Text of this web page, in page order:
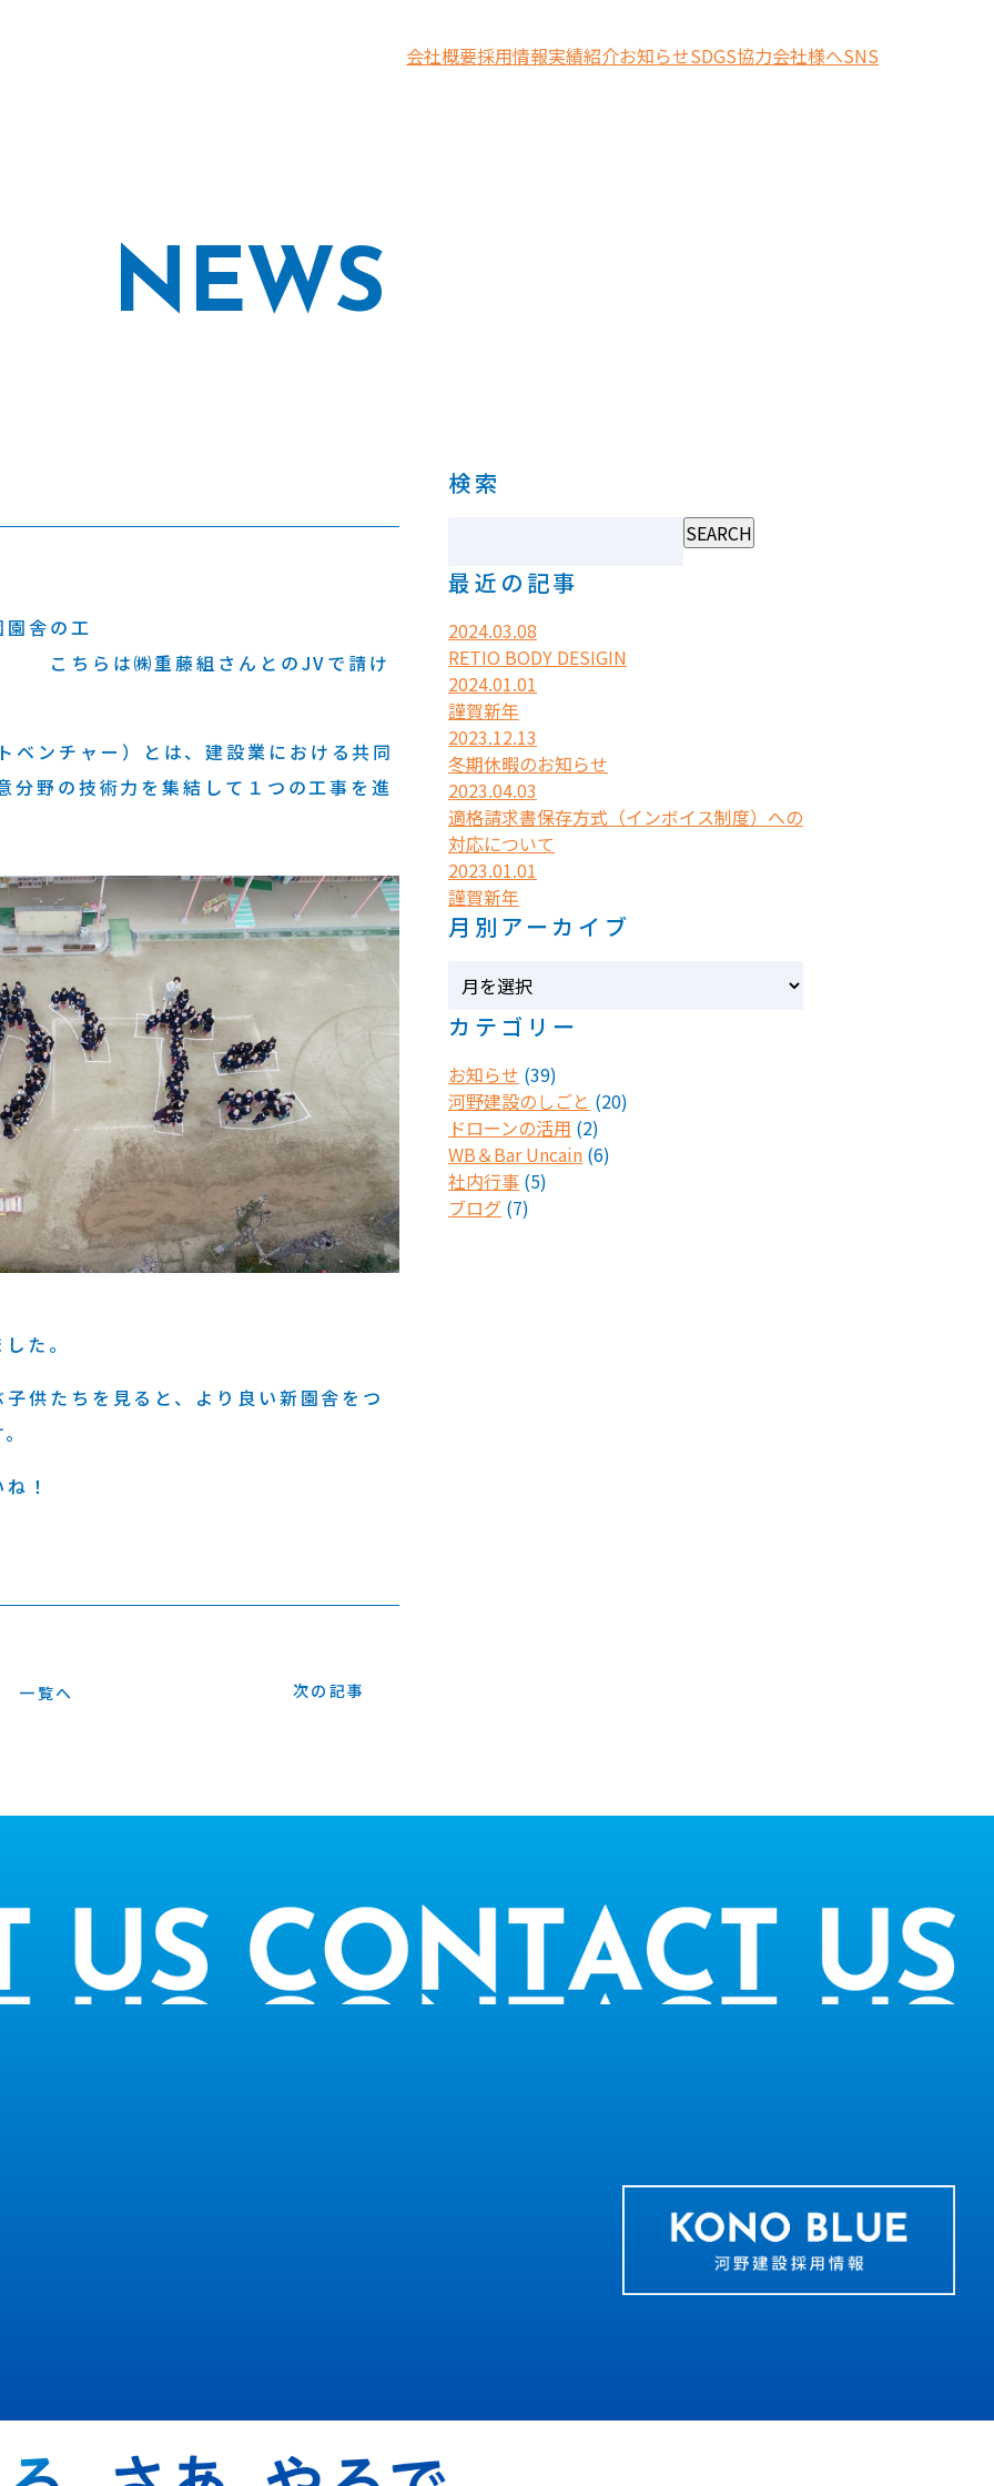
会社概要採用情報実績紹介お知らせSDGS協力会社様へSNS
NEWS
舎の工
組さんとのJVで請け
ンチャー）とは、建設業における共同
分野の技術力を集結して１つの工事を進
た。
供たちを見ると、より良い新園舎をつ
！
一覧へ 次の記事
検索
最近の記事
2024.03.08
RETIO BODY DESIGIN
2024.01.01
謹賀新年
2023.12.13
冬期休暇のお知らせ
2023.04.03
適格請求書保存方式（インボイス制度）への
対応について
2023.01.01
謹賀新年
月別アーカイブ
カテゴリー
お知らせ (39)
河野建設のしごと (20)
ドローンの活用 (2)
WB＆Bar Uncain (6)
社内行事 (5)
ブログ (7)